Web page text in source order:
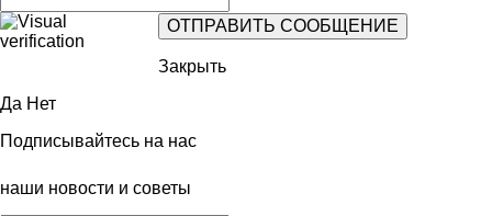
Закрыть
Да Нет
Подписывайтесь на нас
наши новости и советы